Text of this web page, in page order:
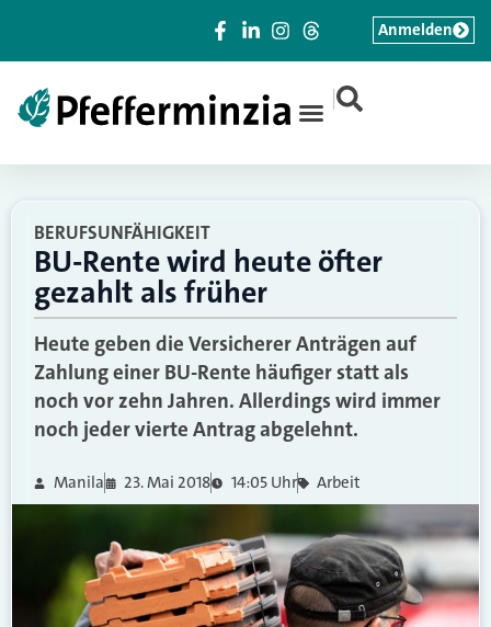
|
Anmelden
BERUFSUNFÄHIGKEIT
BU-Rente wird heute öfter
gezahlt als früher
Heute geben die Versicherer Anträgen auf
Zahlung einer BU-Rente häufiger statt als
noch vor zehn Jahren. Allerdings wird immer
noch jeder vierte Antrag abgelehnt.
Manila 23. Mai 2018 14:05 Uhr Arbeit